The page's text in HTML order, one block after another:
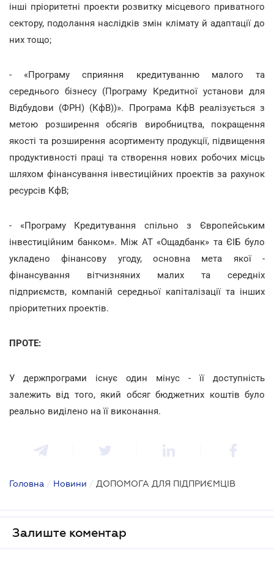
інші пріоритетні проекти розвитку місцевого приватного
сектору, подолання наслідків змін клімату й адаптації до
них тощо;
- «Програму сприяння кредитуванню малого та
середнього бізнесу (Програму Кредитної установи для
Відбудови (ФРН) (КфВ))». Програма КфВ реалізується з
метою розширення обсягів виробництва, покращення
якості та розширення асортименту продукції, підвищення
продуктивності праці та створення нових робочих місць
шляхом фінансування інвестиційних проектів за рахунок
ресурсів КфВ;
- «Програму Кредитування спільно з Європейським
інвестиційним банком». Між АТ «Ощадбанк» та ЄІБ було
укладено фінансову угоду, основна мета якої -
фінансування вітчизняних малих та середніх
підприємств, компаній середньої капіталізації та інших
пріоритетних проектів.
ПРОТЕ:
У держпрограми існує один мінус - її доступність
залежить від того, який обсяг бюджетних коштів було
реально виділено на її виконання.
Головна / Новини / ДОПОМОГА ДЛЯ ПІДПРИЄМЦІВ
Залиште коментар